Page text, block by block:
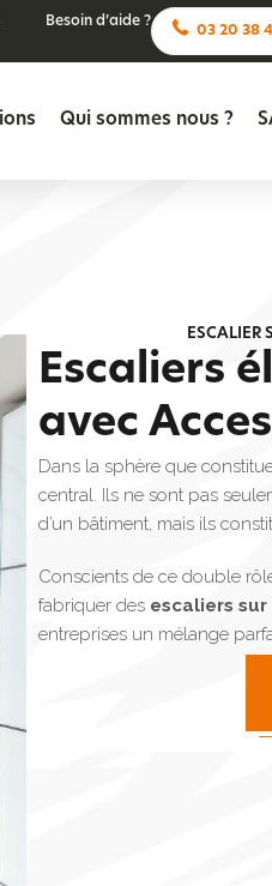
Besoin d’aide ?
03 20 38
Qui sommes nous ?
ESCALIER
Escaliers
avec
Dans la sphère que
central. Ils ne sont pas
d’un bâtiment, mais ils
Conscients de ce double
fabriquer des escaliers
entreprises un mélange